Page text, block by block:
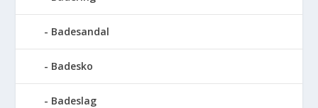
Badesandal
Badesko
Badeslag